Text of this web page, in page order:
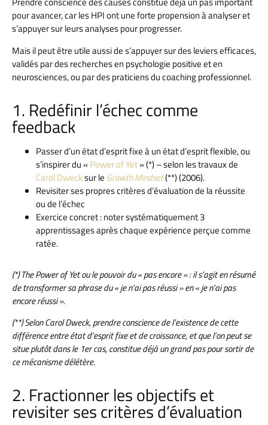
pour avancer, car les HPI ont une forte propension à analyser et
s’appuyer sur leurs analyses pour progresser.
Mais il peut être utile aussi de s’appuyer sur des leviers efficaces,
validés par des recherches en psychologie positive et en
neurosciences, ou par des praticiens du coaching professionnel.
1. Redéfinir l’échec comme
feedback
Passer d’un état d’esprit fixe à un état d’esprit flexible, ou
s’inspirer du « Power of Yet» (*) – selon les travaux de
Carol Dwecksur le Growth Mindset(**) (2006).
Revisiter ses propres critères d’évaluation de la réussite
ou de l’échec
Exercice concret : noter systématiquement 3
apprentissages après chaque expérience perçue comme
ratée.
(*) The Power of Yet ou le pouvoir du « pas encore » : il s’agit en résumé
de transformer sa phrase du « je n’ai pas réussi » en « je n’ai pas
encore réussi ».
(**) Selon Carol Dweck, prendre conscience de l’existence de cette
différence entre état d’esprit fixe et de croissance, et que l’on peut se
situe plutôt dans le 1er cas, constitue déjà un grand pas pour sortir de
ce mécanisme délétère.
2. Fractionner les objectifs et
revisiter ses critères d’évaluation